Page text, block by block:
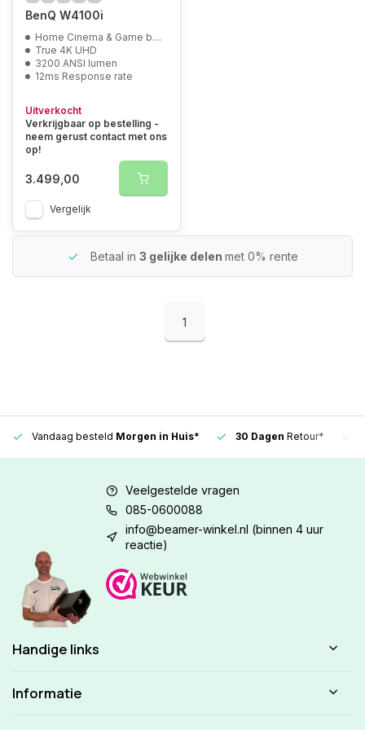
BenQ W4100i
Home Cinema & Game beamer
True 4K UHD
3200 ANSI lumen
12ms Response rate
Uitverkocht
Verkrijgbaar op bestelling -
neem gerust contact met ons
op!
3.499,00
Vergelijk
Betaal in 3 gelijke delen met 0% rente
1
Vandaag besteld Morgen in Huis* 30 Dagen Retour*
Veelgestelde vragen
085-0600088
info@beamer-winkel.nl (binnen 4 uur
reactie)
Handige links
Informatie